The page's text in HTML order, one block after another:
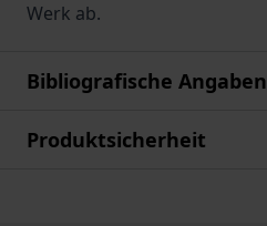
Werk ab.
Bibliografische Angaben
Produktsicherheit